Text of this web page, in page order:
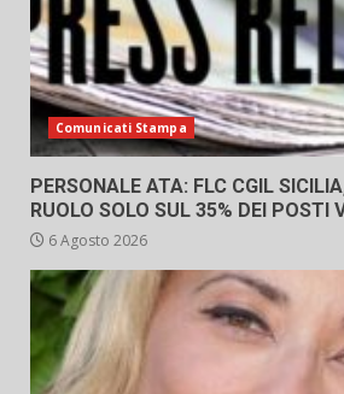
Comunicati Stampa
PERSONALE ATA: FLC CGIL
RUOLO SOLO SUL 35% DEI POSTI
6 Agosto 2026